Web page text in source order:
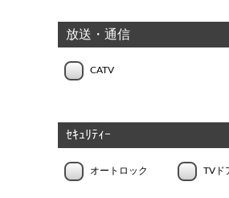
放送・通信
CATV
ｾｷｭﾘﾃｨｰ
オートロック TVド